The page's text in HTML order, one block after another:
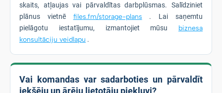
skaits, atļaujas vai pārvaldītas darbplūsmas. Salīdziniet
plānus vietnē files.fm/storage-plans . Lai saņemtu
pielāgotu iestatījumu, izmantojiet mūsu biznesa
konsultāciju veidlapu .
Vai komandas var sadarboties un pārvaldīt
iekšēju un ārēju lietotāju piekļuvi?